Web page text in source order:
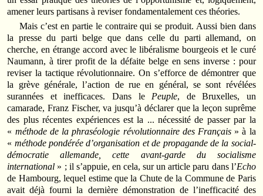
amener leurs partisans à reviser fondamentalement ces théories.
Mais c’est en partie le contraire qui se produit. Aussi bien dans
la presse du parti belge que dans celle du parti allemand, on
cherche, en étrange accord avec le libéralisme bourgeois et le curé
Naumann, à tirer profit de la défaite belge en sens inverse : pour
reviser la tactique révolutionnaire. On s’efforce de démontrer que
la grève générale, l’action de rue en général, se sont révélées
surannées et inefficaces. Dans le Peuple, de Bruxelles, un
camarade, Franz Fischer, va jusqu’à déclarer que la leçon suprême
des plus récentes expériences est la ... nécessité de passer par la
« méthode de la phraséologie révolutionnaire des Français » à la
« méthode pondérée d’organisation et de propagande de la social-
démocratie allemande, cette avant-garde du socialisme
international » ; il s’appuie, en cela, sur un article paru dans l’Echo
de Hambourg, lequel estime que la Chute de la Commune de Paris
avait déjà fourni la dernière démonstration de l’inefficacité des